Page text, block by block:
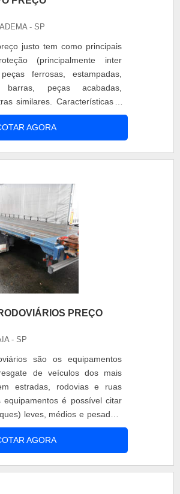
- SP
justo tem como principais
(principalmente inter
ferrosas, estampadas,
peças acabadas,
similares. Características e
do filme 1,7; densidade:
4,0, Salt Spray: 24 horas;
1,9; densidade: 0,810, cor: 4,0
AGORA
PREÇO
- SP
são os equipamentos
de veículos dos mais
estradas, rodovias e ruas
equipamentos é possível citar
leves, médios e pesados,
conjuntamente a esses
ao procurar por implementos
essencial que além do preço
AGORA